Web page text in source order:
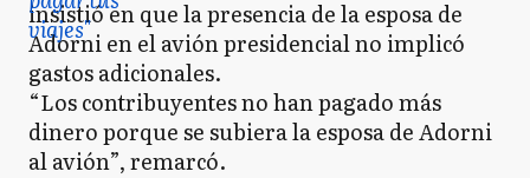
insistió en que la presencia de la esposa de
Adorni en el avión presidencial no implicó
gastos adicionales.
“Los contribuyentes no han pagado más
dinero porque se subiera la esposa de Adorni
al avión”, remarcó.